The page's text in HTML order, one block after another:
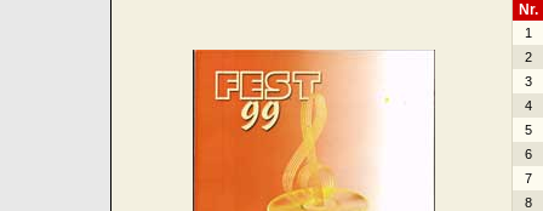
Nr.
1
2
3
4
5
6
7
8